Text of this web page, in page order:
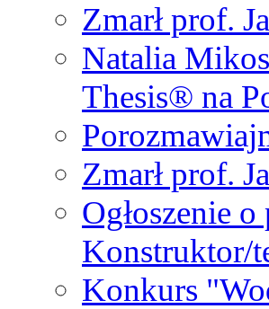
Zmarł prof.
Natalia
Thesis® na
Zmarł prof.
Ogłoszenie
Konstruktor/
Konkurs